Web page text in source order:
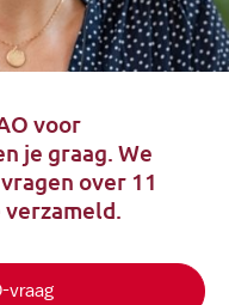
voor
je graag. We
over 11
vraag